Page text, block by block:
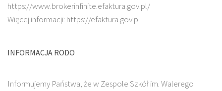
https://www.brokerinfinite.efaktura.gov.pl/
Więcej informacji: https://efaktura.gov.pl
INFORMACJA RODO
Informujemy Państwa, że w Zespole Szkół im. Walerego